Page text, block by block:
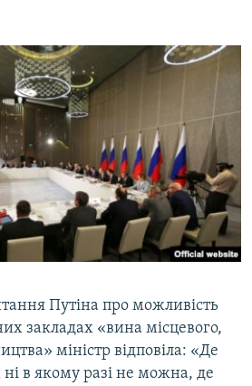
Путіна про можливість
закладах «вина місцевого,
міністр відповіла: «Де
в якому разі не можна, де